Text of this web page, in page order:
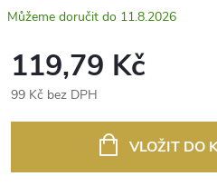
11.8.2026
119,79 Kč
99 Kč bez DPH
VLOŽIT DO